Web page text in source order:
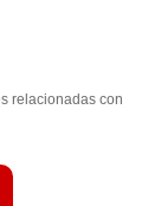
relacionadas con